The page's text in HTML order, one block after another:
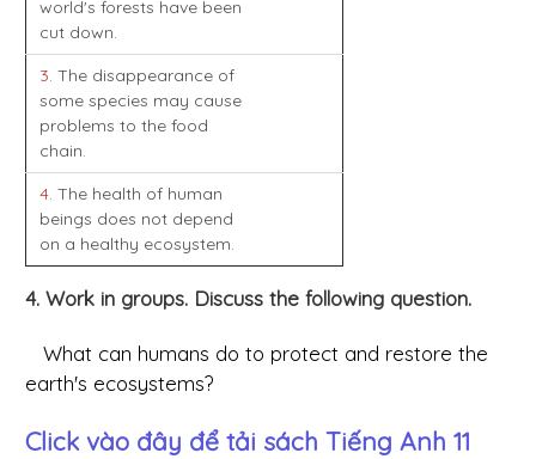
world's forests have been
cut down.
3. The disappearance of
some species may cause
problems to the food
chain.
4. The health of human
beings does not depend
on a healthy ecosystem.
4. Work in groups. Discuss the following question.
What can humans do to protect and restore the
earth's ecosystems?
Click vào đây để tải sách Tiếng Anh 11